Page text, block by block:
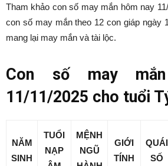
Tham khảo con số may mắn hôm nay
con số may mắn theo 12 con giáp ngày
mang lại may mắn và tài lộc.
Con số may
11/11/2025 cho tuổi
NĂM
SINH
TUỔI
NẠP
MỆNH
NGŨ
GIỚI
TÍNH
QUÁI
SỐ